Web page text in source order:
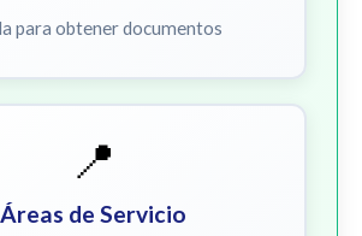
para obtener documentos
📍
Áreas de Servicio